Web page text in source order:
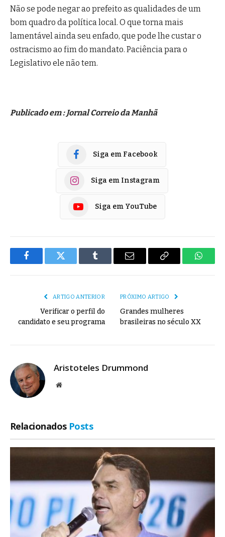
Não se pode negar ao prefeito as qualidades de um
bom quadro da política local. O que torna mais
lamentável ainda seu enfado, que pode lhe custar o
ostracismo ao fim do mandato. Paciência para o
Legislativo ele não tem.
Publicado em : Jornal Correio da Manhã
Siga em Facebook
Siga em Instagram
Siga em YouTube
FacebookTwitter Tumblr
E-
Copiar
ARTIGO ANTERIOR
Verificar o perfil do
candidato e seu programa
PRÓXIMO ARTIGO
Grandes mulheres
brasileiras no século XX
Aristoteles Drummond
Site
Relacionados Posts